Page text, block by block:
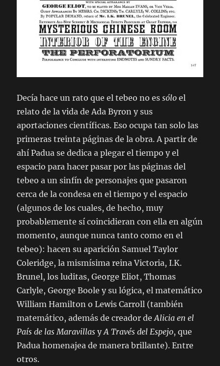
Decía hace un rato que el tebeo no essólo el
relato de la vida de Ada Byron y sus
aportaciones científicas. Eso ocupa tan solo las
primeras treinta páginas de la obra. A partir de
ahí Padua se dedica a plegar el tiempo y el
espacio para hacer pasar por las páginas del
tebeo a un sinfín de personajes que pasaron
cerca de la condesa en el tiempo y el espacio
(algunos de los cuales, de hecho, muy
probablemente sí coincidieran con ella en algún
momento, aunque nunca tanto como en el
tebeo): hacen su aparición Samuel Taylor
Coleridge, la mismísima reina Victoria, I.K.
Brunel, los luditas, George Eliot, Thomas
Carlyle, George Boole y su lógica, el matemático
William Hamilton o Lewis Carroll (también
matemático, además de creador deAlicia en el
País de las Maravillas yA Través del Espejo, que
Padua homenajea de manera brillante). Entre
otros.